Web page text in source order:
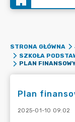
STRONA GŁÓWNA
SZKOŁA
PLAN
Plan
2025-01-10 09:02